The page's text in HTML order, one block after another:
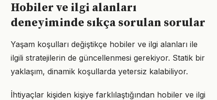
Hobiler ve ilgi alanları
deneyiminde sıkça sorulan sorular
Yaşam koşulları değiştikçe hobiler ve ilgi alanları ile
ilgili stratejilerin de güncellenmesi gerekiyor. Statik bir
yaklaşım, dinamik koşullarda yetersiz kalabiliyor.
İhtiyaçlar kişiden kişiye farklılaştığından hobiler ve ilgi